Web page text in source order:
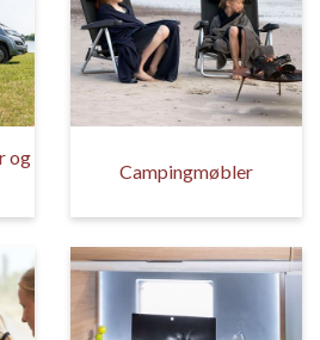
og
Campingmøbler